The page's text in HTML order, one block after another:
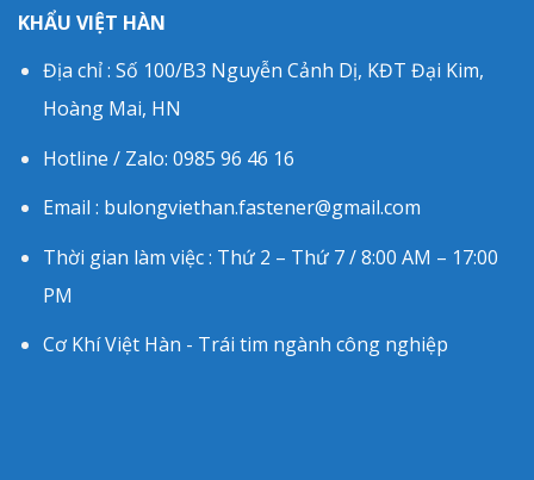
KHẨU VIỆT HÀN
Địa chỉ : Số 100/B3 Nguyễn Cảnh Dị, KĐT Đại Kim,
Hoàng Mai, HN
Hotline / Zalo: 0985 96 46 16
Email : bulongviethan.fastener@gmail.com
Thời gian làm việc : Thứ 2 – Thứ 7 / 8:00 AM – 17:00
PM
Cơ Khí Việt Hàn - Trái tim ngành công nghiệp